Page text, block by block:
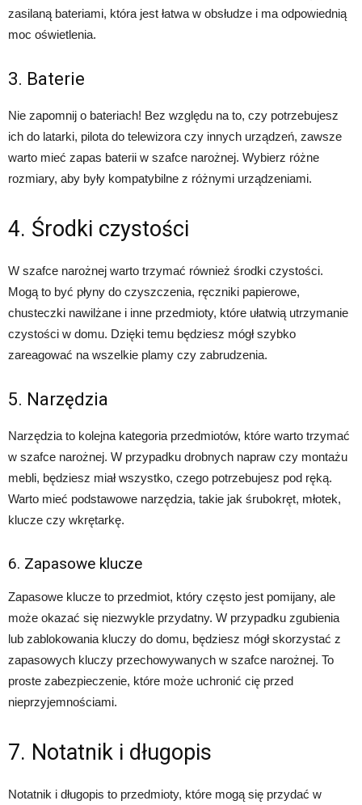
zasilaną bateriami, która jest łatwa w obsłudze i ma odpowiednią
moc oświetlenia.
3. Baterie
Nie zapomnij o bateriach! Bez względu na to, czy potrzebujesz
ich do latarki, pilota do telewizora czy innych urządzeń, zawsze
warto mieć zapas baterii w szafce narożnej. Wybierz różne
rozmiary, aby były kompatybilne z różnymi urządzeniami.
4. Środki czystości
W szafce narożnej warto trzymać również środki czystości.
Mogą to być płyny do czyszczenia, ręczniki papierowe,
chusteczki nawilżane i inne przedmioty, które ułatwią utrzymanie
czystości w domu. Dzięki temu będziesz mógł szybko
zareagować na wszelkie plamy czy zabrudzenia.
5. Narzędzia
Narzędzia to kolejna kategoria przedmiotów, które warto trzymać
w szafce narożnej. W przypadku drobnych napraw czy montażu
mebli, będziesz miał wszystko, czego potrzebujesz pod ręką.
Warto mieć podstawowe narzędzia, takie jak śrubokręt, młotek,
klucze czy wkrętarkę.
6. Zapasowe klucze
Zapasowe klucze to przedmiot, który często jest pomijany, ale
może okazać się niezwykle przydatny. W przypadku zgubienia
lub zablokowania kluczy do domu, będziesz mógł skorzystać z
zapasowych kluczy przechowywanych w szafce narożnej. To
proste zabezpieczenie, które może uchronić cię przed
nieprzyjemnościami.
7. Notatnik i długopis
Notatnik i długopis to przedmioty, które mogą się przydać w